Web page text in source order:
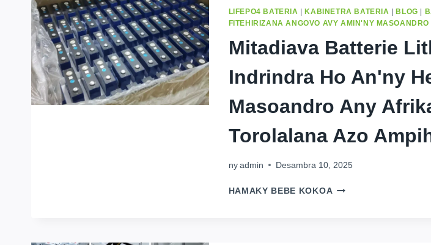
BATTERY
IS
GAME-
LIFEPO4 BATERIA KABINETRA BATERIA BLOG
FITEHIRIZANA ANGOVO AVY AMIN'NY MASOANDRO
Mitadiava Batterie
Indrindra Ho An'ny
Masoandro Any
Torolalana Azo
ny admin Desambra 10, 2025
HAMAKY BEBE KOKOA MITADIAVA